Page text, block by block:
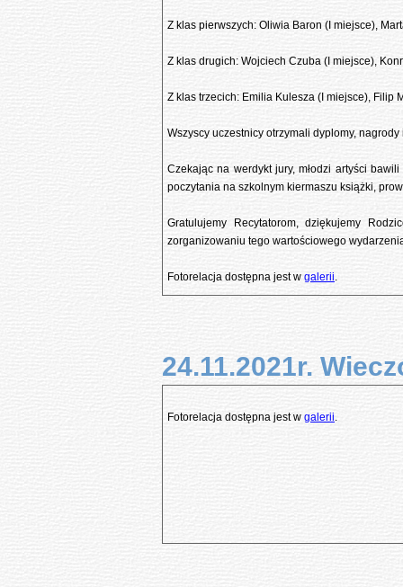
Z klas pierwszych: Oliwia Baron (I miejsce),
Z klas drugich: Wojciech Czuba (I miejsce),
Z klas trzecich: Emilia Kulesza (I miejsce), Filip
Wszyscy uczestnicy otrzymali dyplomy, nagrody
Czekając na werdykt jury, młodzi artyści
poczytania na szkolnym kiermaszu książki,
Gratulujemy Recytatorom, dziękujemy
zorganizowaniu tego wartościowego
Fotorelacja dostępna jest w galerii.
24.11.2021r.
Fotorelacja dostępna jest w galerii.